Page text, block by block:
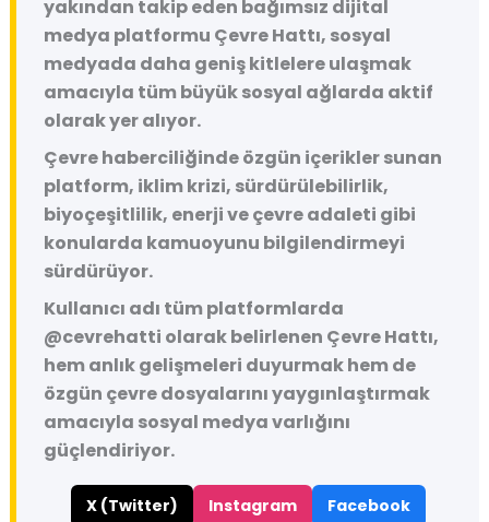
yakından takip eden bağımsız dijital
medya platformu Çevre Hattı, sosyal
medyada daha geniş kitlelere ulaşmak
amacıyla tüm büyük sosyal ağlarda aktif
olarak yer alıyor.
Çevre haberciliğinde özgün içerikler sunan
platform, iklim krizi, sürdürülebilirlik,
biyoçeşitlilik, enerji ve çevre adaleti gibi
konularda kamuoyunu bilgilendirmeyi
sürdürüyor.
Kullanıcı adı tüm platformlarda
@cevrehatti olarak belirlenen Çevre Hattı,
hem anlık gelişmeleri duyurmak hem de
özgün çevre dosyalarını yaygınlaştırmak
amacıyla sosyal medya varlığını
güçlendiriyor.
X (Twitter) Instagram Facebook